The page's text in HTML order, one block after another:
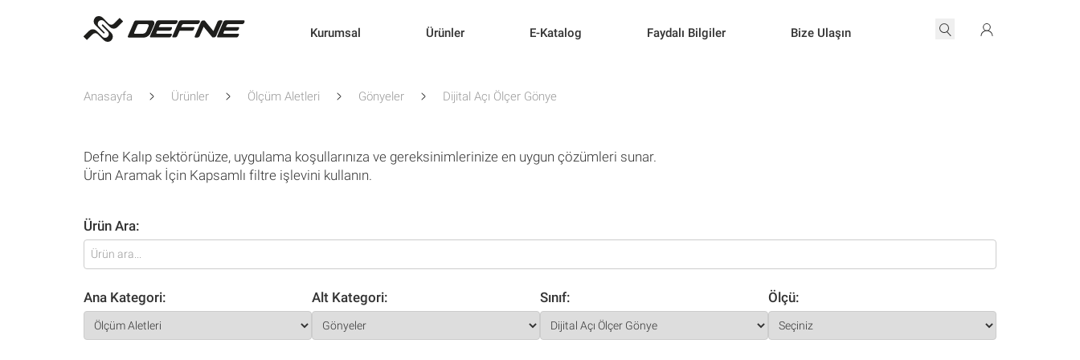
Kurumsal Ürünler E-Katalog Faydalı Bilgiler Bize Ulaşın
Anasayfa Ürünler Ölçüm Aletleri Gönyeler Dijital Açı Ölçer Gönye
Defne Kalıp sektörünüze, uygulama koşullarınıza ve gereksinimlerinize en uygun çözümleri sunar.
Ürün Aramak İçin Kapsamlı filtre işlevini kullanın.
Ürün Ara:
Ana Kategori: Alt Kategori: Sınıf: Ölçü: